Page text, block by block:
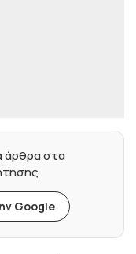
άρθρα στα
Google